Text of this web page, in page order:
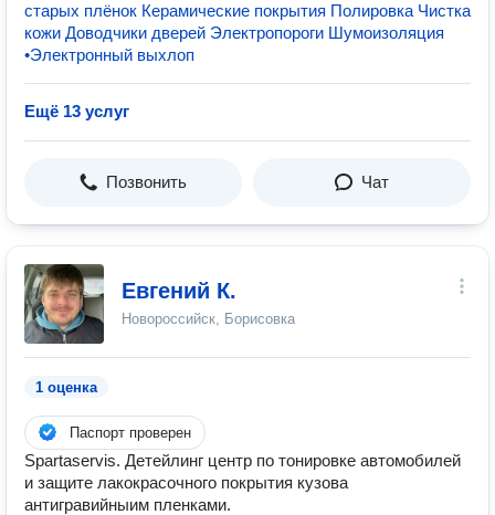
старых плёнок Керамические покрытия Полировка Чистка
кожи Доводчики дверей Электропороги Шумоизоляция
•Электронный выхлоп
Ещё 13 услуг
Позвонить Чат
Евгений К.
Новороссийск, Борисовка
1 оценка
Паспорт проверен
Spartaservis. Детейлинг центр по тонировке автомобилей
и защите лакокрасочного покрытия кузова
антигравийныим пленками.